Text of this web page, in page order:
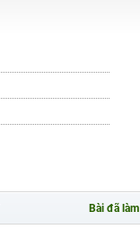
Bài đã làm